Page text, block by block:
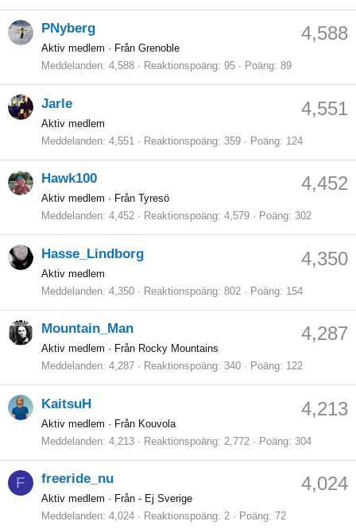
4,588
PNyberg
Aktiv medlem · Från Grenoble
Meddelanden 4,588 Reaktionspoäng 95 Poäng 89
4,551
Jarle
Aktiv medlem
Meddelanden 4,551 Reaktionspoäng 359 Poäng 124
4,452
Hawk100
Aktiv medlem · Från Tyresö
Meddelanden 4,452 Reaktionspoäng 4,579 Poäng 302
4,350
Hasse_Lindborg
Aktiv medlem
Meddelanden 4,350 Reaktionspoäng 802 Poäng 154
4,287
Mountain_Man
Aktiv medlem · Från Rocky Mountains
Meddelanden 4,287 Reaktionspoäng 340 Poäng 122
4,213
KaitsuH
Aktiv medlem · Från Kouvola
Meddelanden 4,213 Reaktionspoäng 2,772 Poäng 304
F 4,024
freeride_nu
Aktiv medlem · Från - Ej Sverige
Meddelanden 4,024 Reaktionspoäng 2 Poäng 72